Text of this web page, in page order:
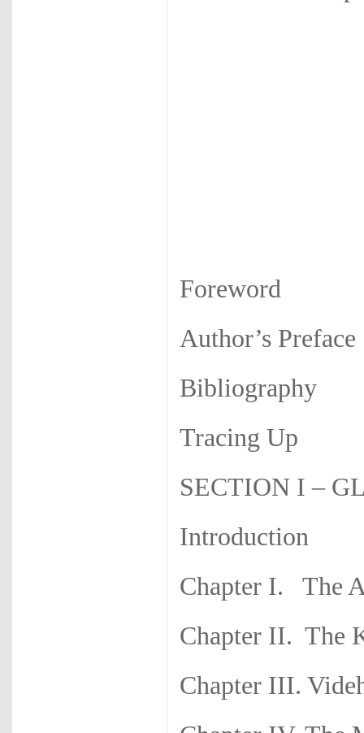
Foreword
Author’s Preface
Bibliography
Tracing Up
SECTION I –
Introduction
Chapter I. The
Chapter II. The
Chapter III.